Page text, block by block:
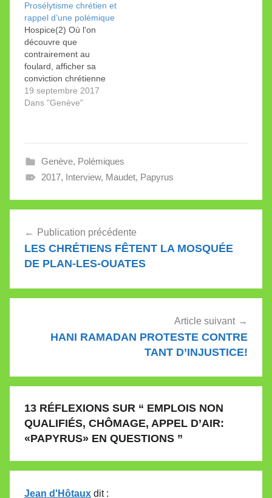
LICRA vendredi 23 juin
sur le thème de la
laïcité, le conseiller
d’État Pierre Maudet a
rappelé…
Prosélytisme chrétien et
rappel d’une polémique
Hospice(2) Où l'on
découvre que
contrairement au
foulard, afficher sa
conviction chrétienne
est du prosélytisme... et
que dans un cas
directeur général Dans
un centre d’action
collaboratrice accueille
un nouveau client: «Je
pratiquante», indique…
19 septembre 2017
Dans "Genève"
Genève, Polémiques
2017, Interview, Maudet, Papyrus
de
l’article
Publication précédente
LES CHRÉTIENS FÊTENT LA MOSQUÉE
DE PLAN-LES-OUATES
Article suivant
HANI RAMADAN PROTESTE CONTRE
TANT D’INJUSTICE!
13 RÉFLEXIONS SUR “ EMPLOIS NON
QUALIFIÉS, CHÔMAGE, APPEL D’AIR:
«PAPYRUS» EN QUESTIONS ”
Jean d'Hôtaux dit :